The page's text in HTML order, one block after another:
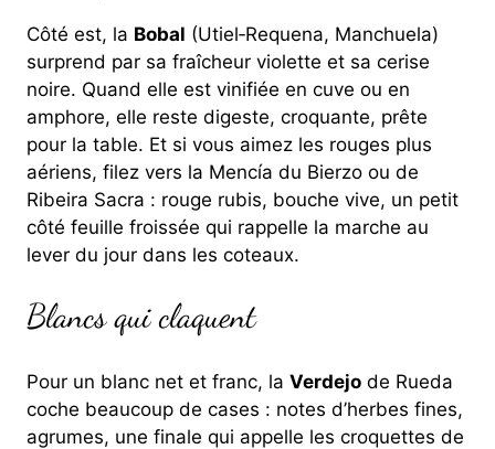
Côté est, la Bobal (Utiel‑Requena, Manchuela)
surprend par sa fraîcheur violette et sa cerise
noire. Quand elle est vinifiée en cuve ou en
amphore, elle reste digeste, croquante, prête
pour la table. Et si vous aimez les rouges plus
aériens, filez vers la Mencía du Bierzo ou de
Ribeira Sacra : rouge rubis, bouche vive, un petit
côté feuille froissée qui rappelle la marche au
lever du jour dans les coteaux.
Blancs qui claquent
Pour un blanc net et franc, la Verdejo de Rueda
coche beaucoup de cases : notes d’herbes fines,
agrumes, une finale qui appelle les croquettes de